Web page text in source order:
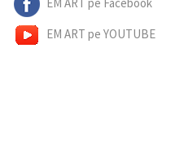
EM ART pe YOUTUBE